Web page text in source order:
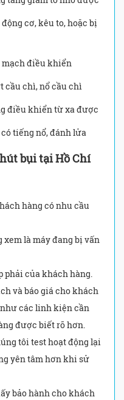
cơ, kêu to, hoặc bị
mạch điều khiển
cầu chì, nổ cầu chì
điều khiển từ xa được
tiếng nổ, đánh lửa
bụi tại Hồ Chí
hàng có nhu cầu
là máy đang bị vấn
phải của khách hàng.
và báo giá cho khách
các linh kiện cần
được biết rõ hơn.
tôi test hoạt động lại
yên tâm hơn khi sử
bảo hành cho khách